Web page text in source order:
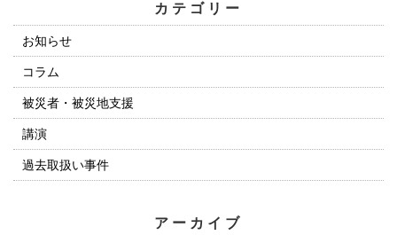
カテゴリー
お知らせ
コラム
被災者・被災地支援
講演
過去取扱い事件
アーカイブ